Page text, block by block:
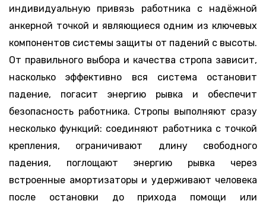
индивидуальную привязь работника с надёжной
анкерной точкой и являющиеся одним из ключевых
компонентов системы защиты от падений с высоты.
От правильного выбора и качества стропа зависит,
насколько эффективно вся система остановит
падение, погасит энергию рывка и обеспечит
безопасность работника. Стропы выполняют сразу
несколько функций: соединяют работника с точкой
крепления, ограничивают длину свободного
падения, поглощают энергию рывка через
встроенные амортизаторы и удерживают человека
после остановки до прихода помощи или